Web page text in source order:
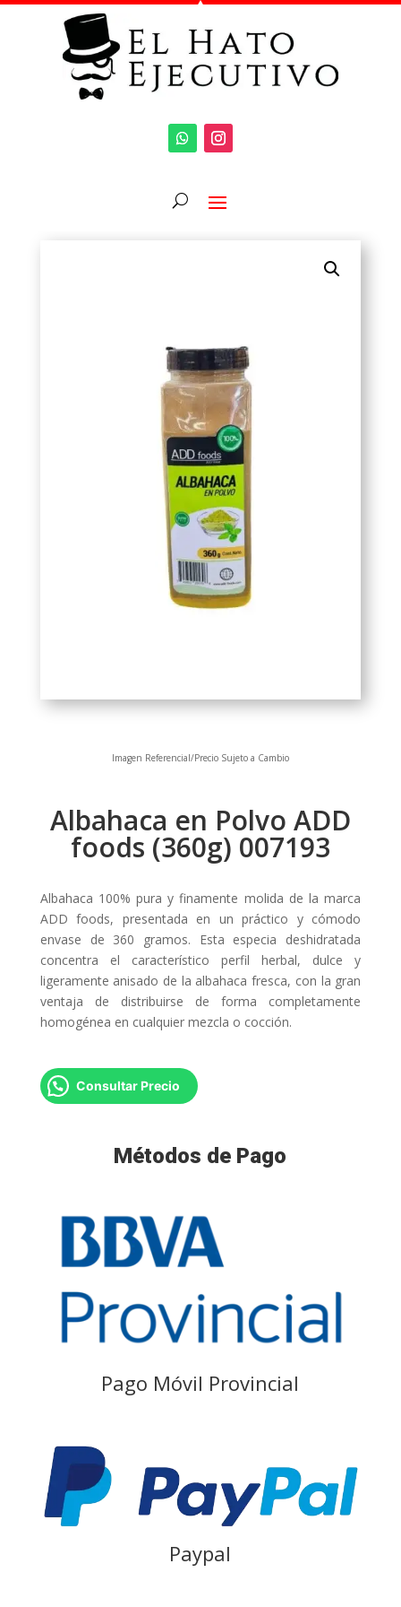
Imagen Referencial/Precio Sujeto a Cambio
Albahaca en Polvo ADD
foods (360g) 007193
Albahaca 100% pura y finamente molida de la marca
ADD foods, presentada en un práctico y cómodo
envase de 360 gramos. Esta especia deshidratada
concentra el característico perfil herbal, dulce y
ligeramente anisado de la albahaca fresca, con la gran
ventaja de distribuirse de forma completamente
homogénea en cualquier mezcla o cocción.
Consultar Precio
Métodos de Pago
Pago Móvil Provincial
Paypal